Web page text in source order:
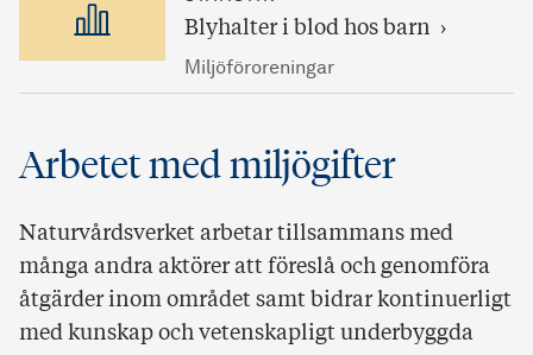
Blyhalter i blod hos barn
Miljöföroreningar
Arbetet med miljögifter
Naturvårdsverket arbetar tillsammans med
många andra aktörer att föreslå och genomföra
åtgärder inom området samt bidrar kontinuerligt
med kunskap och vetenskapligt underbyggda